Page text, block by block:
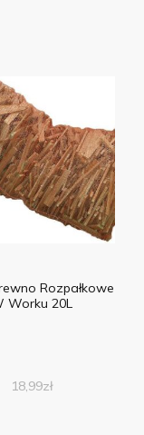
Rozpałkowe
Worku 20L
18,99zł